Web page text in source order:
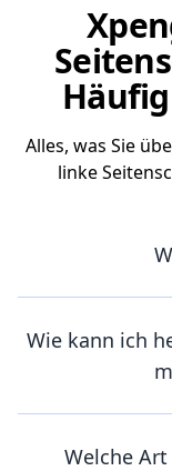
Alles, was Sie
linke
Wie kann ich
Welche